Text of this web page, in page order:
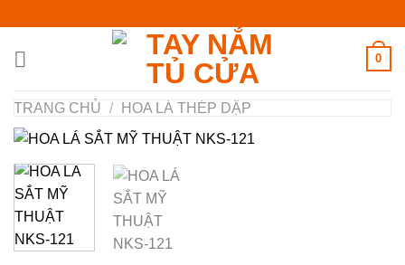
nội
0
TRANG CHỦ / HOA LÁ THÉP DẬP